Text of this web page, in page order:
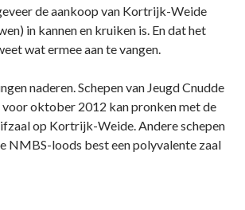
de aankoop van Kortrijk-Weide
in kannen en kruiken is. En dat het
wat ermee aan te vangen.
naderen. Schepen van Jeugd Cnudde
oktober 2012 kan pronken met de
op Kortrijk-Weide. Andere schepen
NMBS-loods best een polyvalente zaal